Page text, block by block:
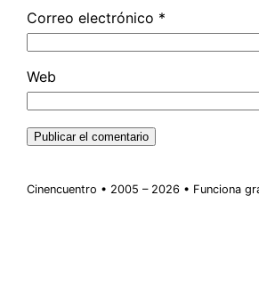
Correo electrónico *
Web
Cinencuentro • 2005 – 2026 • Funciona